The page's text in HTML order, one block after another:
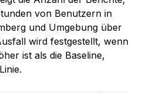
von Benutzern in
und Umgebung über
wird festgestellt, wenn
ist als die Baseline,